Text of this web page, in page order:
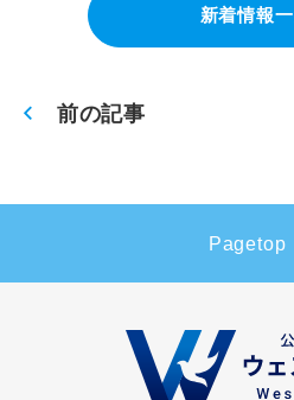
新着情報
前の記事
Pagetop